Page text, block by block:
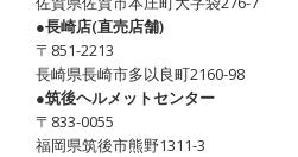
●長崎店(直売店舗)
〒851-2213
長崎県長崎市多以良町2160-98
●筑後ヘルメットセンター
〒833-0055
福岡県筑後市熊野1311-3